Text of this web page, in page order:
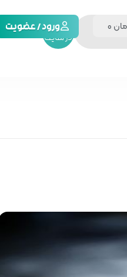
جستجو
در سایت
ورود / عضویت